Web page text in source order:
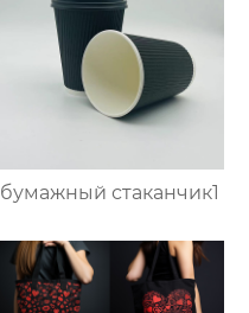
бумажный стаканчик1